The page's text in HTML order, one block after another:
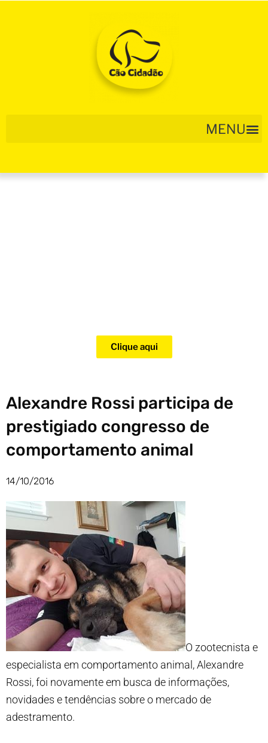
Clique aqui
Alexandre Rossi participa de
prestigiado congresso de
comportamento animal
14/10/2016
O zootecnista e
especialista em comportamento animal, Alexandre
Rossi, foi novamente em busca de informações,
novidades e tendências sobre o mercado de
adestramento.